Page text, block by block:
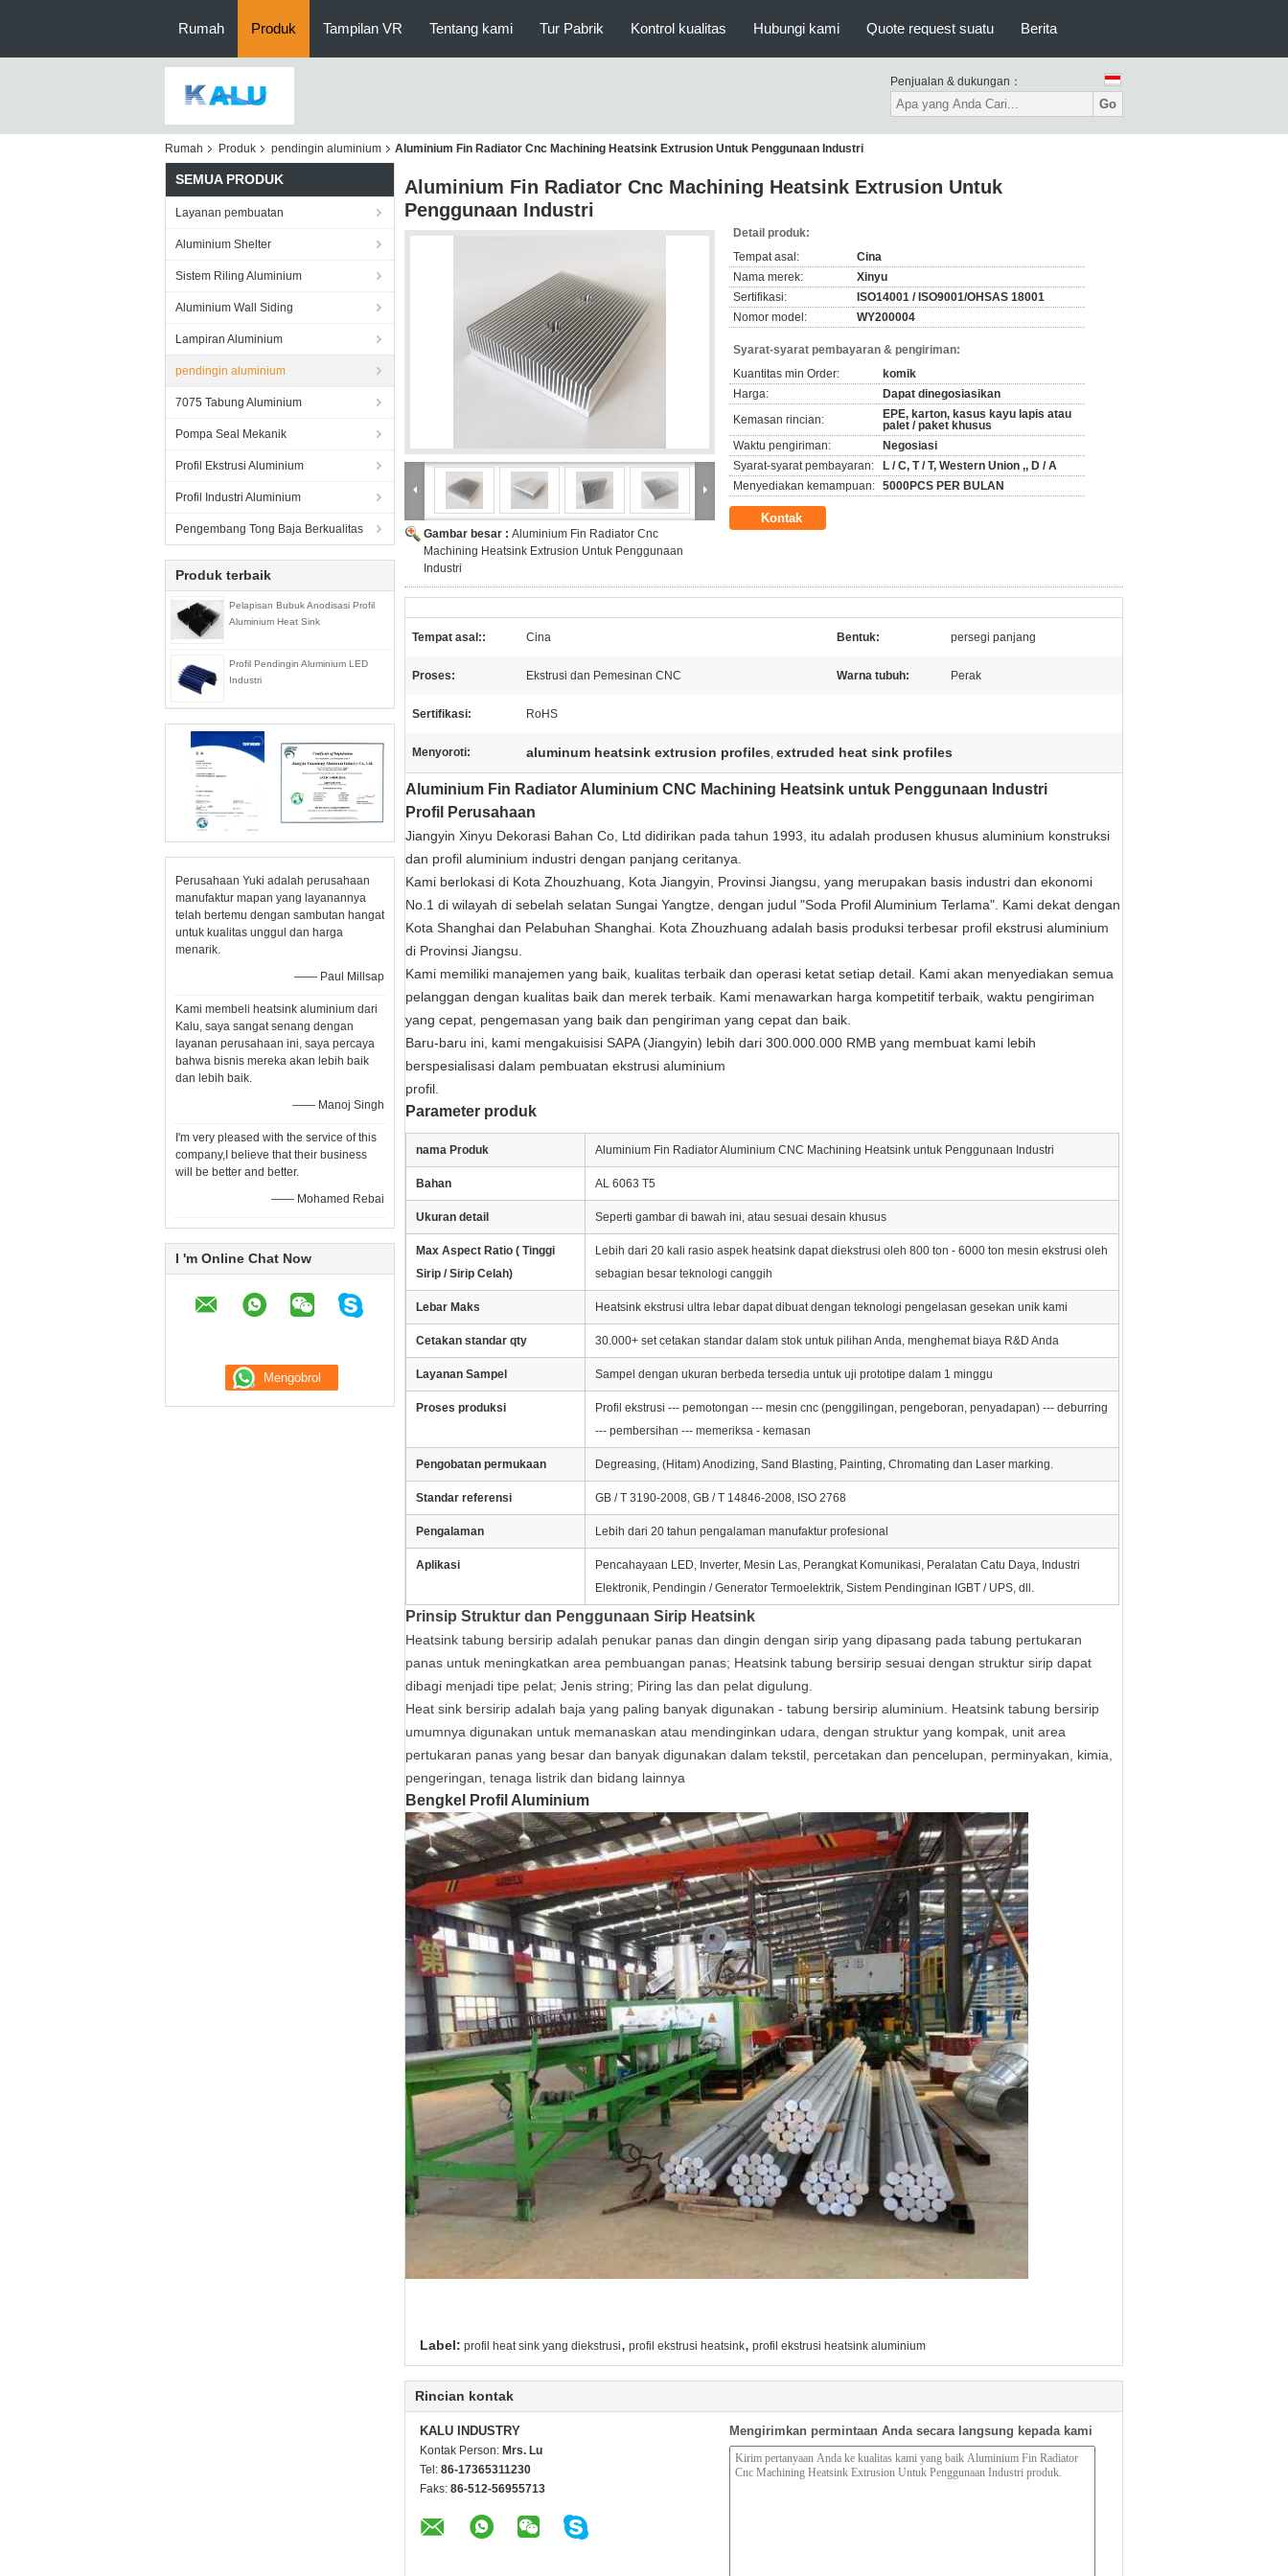
Rumah Produk Tampilan VR Tentang kami Tur Pabrik Kontrol kualitas Hubungi kami Quote request suatu Berita
Penjualan & dukungan：
Go
Rumah Produk pendingin aluminium Aluminium Fin Radiator Cnc Machining Heatsink Extrusion Untuk Penggunaan Industri
SEMUA PRODUK
Layanan pembuatan
Aluminium Shelter
Sistem Riling Aluminium
Aluminium Wall Siding
Lampiran Aluminium
pendingin aluminium
7075 Tabung Aluminium
Pompa Seal Mekanik
Profil Ekstrusi Aluminium
Profil Industri Aluminium
Pengembang Tong Baja Berkualitas
Produk terbaik
Pelapisan Bubuk Anodisasi Profil
Aluminium Heat Sink
Profil Pendingin Aluminium LED
Industri
Perusahaan Yuki adalah perusahaan
manufaktur mapan yang layanannya
telah bertemu dengan sambutan hangat
untuk kualitas unggul dan harga
menarik.
—— Paul Millsap
Kami membeli heatsink aluminium dari
Kalu, saya sangat senang dengan
layanan perusahaan ini, saya percaya
bahwa bisnis mereka akan lebih baik
dan lebih baik.
—— Manoj Singh
I'm very pleased with the service of this
company,I believe that their business
will be better and better.
—— Mohamed Rebai
I 'm Online Chat Now
Aluminium Fin Radiator Cnc Machining Heatsink Extrusion Untuk
Penggunaan Industri
Gambar besar : Aluminium Fin Radiator Cnc
Machining Heatsink Extrusion Untuk Penggunaan
Industri
Detail produk:
Tempat asal:
Cina
Nama merek:
Xinyu
Sertifikasi:
ISO14001 / ISO9001/OHSAS 18001
Nomor model:
WY200004
Syarat-syarat pembayaran & pengiriman:
Kuantitas min Order:
komik
Harga:
Dapat dinegosiasikan
Kemasan rincian:
EPE, karton, kasus kayu lapis atau
palet / paket khusus
Waktu pengiriman:
Negosiasi
Syarat-syarat pembayaran:
L / C, T / T, Western Union ,, D / A
Menyediakan kemampuan: 5000PCS PER BULAN
Kontak
Tempat asal:: Cina Bentuk: persegi panjang
Proses: Ekstrusi dan Pemesinan CNC Warna tubuh: Perak
Sertifikasi: RoHS
Menyoroti: aluminum heatsink extrusion profiles, extruded heat sink profiles
Aluminium Fin Radiator Aluminium CNC Machining Heatsink untuk Penggunaan Industri
Profil Perusahaan
Jiangyin Xinyu Dekorasi Bahan Co, Ltd didirikan pada tahun 1993, itu adalah produsen khusus aluminium konstruksi
dan profil aluminium industri dengan panjang ceritanya.
Kami berlokasi di Kota Zhouzhuang, Kota Jiangyin, Provinsi Jiangsu, yang merupakan basis industri dan ekonomi
No.1 di wilayah di sebelah selatan Sungai Yangtze, dengan judul "Soda Profil Aluminium Terlama". Kami dekat dengan
Kota Shanghai dan Pelabuhan Shanghai. Kota Zhouzhuang adalah basis produksi terbesar profil ekstrusi aluminium
di Provinsi Jiangsu.
Kami memiliki manajemen yang baik, kualitas terbaik dan operasi ketat setiap detail. Kami akan menyediakan semua
pelanggan dengan kualitas baik dan merek terbaik. Kami menawarkan harga kompetitif terbaik, waktu pengiriman
yang cepat, pengemasan yang baik dan pengiriman yang cepat dan baik.
Baru-baru ini, kami mengakuisisi SAPA (Jiangyin) lebih dari 300.000.000 RMB yang membuat kami lebih
berspesialisasi dalam pembuatan ekstrusi aluminium
profil.
Parameter produk
nama Produk Aluminium Fin Radiator Aluminium CNC Machining Heatsink untuk Penggunaan Industri
Bahan AL 6063 T5
Ukuran detail Seperti gambar di bawah ini, atau sesuai desain khusus
Max Aspect Ratio ( Tinggi
Sirip / Sirip Celah)
Lebih dari 20 kali rasio aspek heatsink dapat diekstrusi oleh 800 ton - 6000 ton mesin ekstrusi oleh
sebagian besar teknologi canggih
Lebar Maks Heatsink ekstrusi ultra lebar dapat dibuat dengan teknologi pengelasan gesekan unik kami
Cetakan standar qty 30.000+ set cetakan standar dalam stok untuk pilihan Anda, menghemat biaya R&D Anda
Layanan Sampel Sampel dengan ukuran berbeda tersedia untuk uji prototipe dalam 1 minggu
Proses produksi
Profil ekstrusi --- pemotongan --- mesin cnc (penggilingan, pengeboran, penyadapan) --- deburring
--- pembersihan --- memeriksa - kemasan
Pengobatan permukaan Degreasing, (Hitam) Anodizing, Sand Blasting, Painting, Chromating dan Laser marking.
Standar referensi GB / T 3190-2008, GB / T 14846-2008, ISO 2768
Pengalaman Lebih dari 20 tahun pengalaman manufaktur profesional
Aplikasi
Pencahayaan LED, Inverter, Mesin Las, Perangkat Komunikasi, Peralatan Catu Daya, Industri
Elektronik, Pendingin / Generator Termoelektrik, Sistem Pendinginan IGBT / UPS, dll.
Prinsip Struktur dan Penggunaan Sirip Heatsink
Heatsink tabung bersirip adalah penukar panas dan dingin dengan sirip yang dipasang pada tabung pertukaran
panas untuk meningkatkan area pembuangan panas; Heatsink tabung bersirip sesuai dengan struktur sirip dapat
dibagi menjadi tipe pelat; Jenis string; Piring las dan pelat digulung.
Heat sink bersirip adalah baja yang paling banyak digunakan - tabung bersirip aluminium. Heatsink tabung bersirip
umumnya digunakan untuk memanaskan atau mendinginkan udara, dengan struktur yang kompak, unit area
pertukaran panas yang besar dan banyak digunakan dalam tekstil, percetakan dan pencelupan, perminyakan, kimia,
pengeringan, tenaga listrik dan bidang lainnya
Bengkel Profil Aluminium
Label: profil heat sink yang diekstrusi, profil ekstrusi heatsink, profil ekstrusi heatsink aluminium
Rincian kontak
KALU INDUSTRY
Kontak Person: Mrs. Lu
Tel: 86-17365311230
Faks: 86-512-56955713
Mengirimkan permintaan Anda secara langsung kepada kami